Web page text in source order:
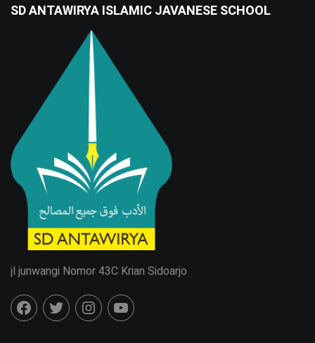
SD ANTAWIRYA ISLAMIC JAVANESE SCHOOL
jl junwangi Nomor 43C Krian Sidoarjo